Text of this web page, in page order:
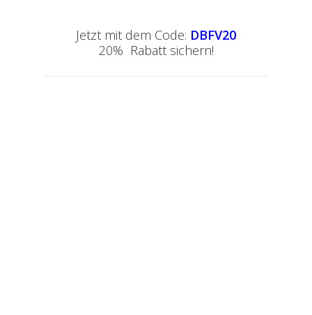
Jetzt mit dem Code: DBFV20
20% Rabatt sichern!